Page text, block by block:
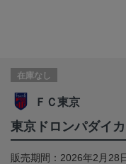
在庫なし
ＦＣ東京
東京ドロンパダイ
販売期間：2026年2月28